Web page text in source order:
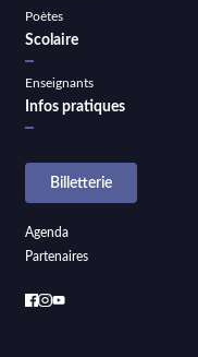
Poètes
Scolaire
Enseignants
Infos pratiques
Billetterie
Agenda
Partenaires